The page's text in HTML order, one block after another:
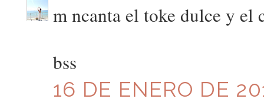
m ncanta el toke dulce y el
bss
16 DE ENERO DE